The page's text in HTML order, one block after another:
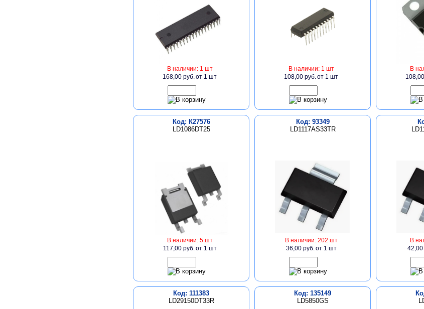
В наличии: 1 шт
168,00 руб.от 1 шт
В наличии: 1 шт
108,00 руб.от 1 шт
В
Код: К27576
LD1086DT25
В наличии: 5 шт
117,00 руб.от 1 шт
Код: 93349
LD1117AS33TR
В наличии: 202 шт
36,00 руб.от 1 шт
В
42,00
Код: 111383
LD29150DT33R
Код: 135149
LD5850GS